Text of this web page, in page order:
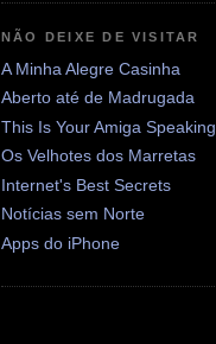
NÃO DEIXE DE VISITAR
A Minha Alegre Casinha
Aberto até de Madrugada
This Is Your Amiga Speaking
Os Velhotes dos Marretas
Internet's Best Secrets
Notícias sem Norte
Apps do iPhone